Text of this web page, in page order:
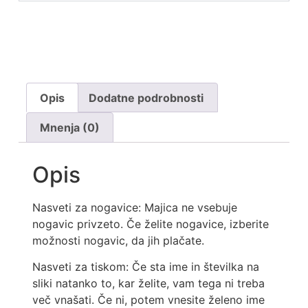
Opis Dodatne podrobnosti
Mnenja (0)
Opis
Nasveti za nogavice: Majica ne vsebuje
nogavic privzeto. Če želite nogavice, izberite
možnosti nogavic, da jih plačate.
Nasveti za tiskom: Če sta ime in številka na
sliki natanko to, kar želite, vam tega ni treba
več vnašati. Če ni, potem vnesite želeno ime